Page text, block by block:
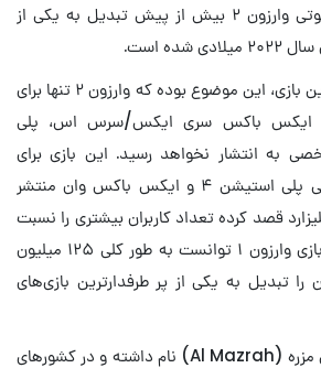
داریم که بازی کالاف دیوتی وارزون ۲ بیش از پیش تبدیل به یکی از
است.
نکته بسیار عالی درباره این بازی، این موضوع بوده که وارزون ۲ تنها برای
ایکس باکس سری ایکس/سرس اس، پلی
شخصی به انتشار نخواهد رسید. این بازی برای
کنسول‌های نسل هشتمی پلی استیشن ۴ و ایکس باکس وان منتشر
قصد کرده تعداد کاربران بیشتری را نسبت
به وارزون ۱ جذب کند. بازی وارزون ۱ توانست به طور کلی ۱۲۵ میلیون
تبدیل به یکی از پر طرفدارترین بازی‌های
نقشه بازی وارزون ۲.۰ ال مزره (Al Mazrah) نام داشته و در کشورهای